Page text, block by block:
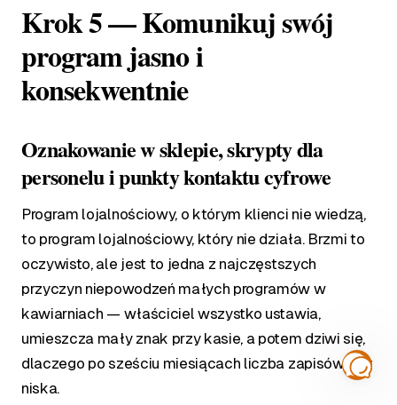
Krok 5 — Komunikuj swój
program jasno i
konsekwentnie
Oznakowanie w sklepie, skrypty dla
personelu i punkty kontaktu cyfrowe
Program lojalnościowy, o którym klienci nie wiedzą,
to program lojalnościowy, który nie działa. Brzmi to
oczywisto, ale jest to jedna z najczęstszych
przyczyn niepowodzeń małych programów w
kawiarniach — właściciel wszystko ustawia,
umieszcza mały znak przy kasie, a potem dziwi się,
dlaczego po sześciu miesiącach liczba zapisów jest
niska.